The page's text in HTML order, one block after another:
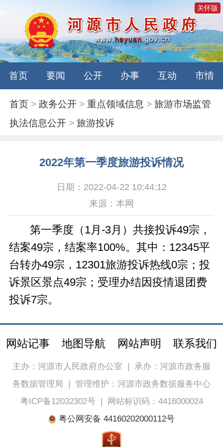
关怀版
首页 要闻 公开 办事 互动 市情
首页 >政务公开 >重点领域信息 >旅游市场监管
执法信息公开 >旅游投诉
2022年第一季度旅游投诉情况
日期：2022-04-22 10:44:12
来源：本网
第一季度（1月-3月）共接投诉49宗，
结案49宗，结案率100%。其中：12345平
台转办49宗，12301旅游投诉热线0宗；投
诉景区景点49宗；受理办结因疫情退团费
投诉7宗。
网站记事 地图导航 网站声明 联系我们
主办：河源市人民政府办公室 | 承办：河源市政务服
务数据管理局 | 管理维护：河源市政务数据服务中心
粤ICP备12032302号|
网站标识码：4416000024
粤公网安备 44160202000112号